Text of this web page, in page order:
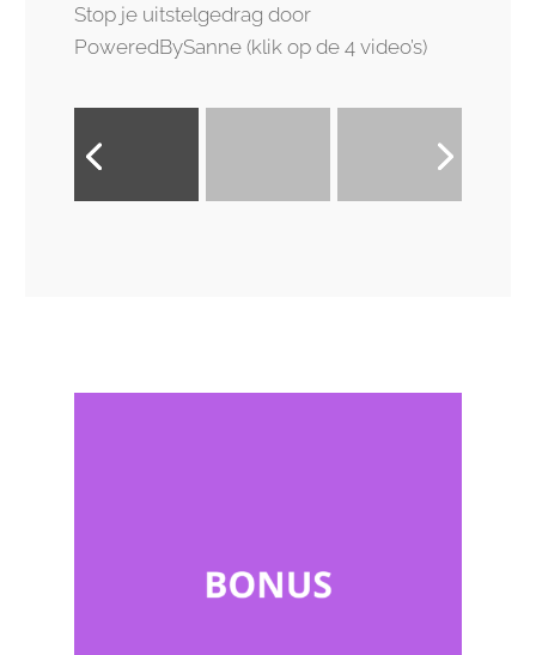
Stop je uitstelgedrag door
PoweredBySanne (klik op de 4 video’s)